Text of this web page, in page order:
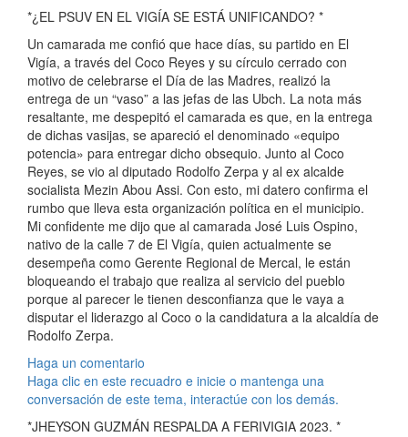
*¿EL PSUV EN EL VIGÍA SE ESTÁ UNIFICANDO? *
Un camarada me confió que hace días, su partido en El
Vigía, a través del Coco Reyes y su círculo cerrado con
motivo de celebrarse el Día de las Madres, realizó la
entrega de un “vaso” a las jefas de las Ubch. La nota más
resaltante, me despepitó el camarada es que, en la entrega
de dichas vasijas, se apareció el denominado «equipo
potencia» para entregar dicho obsequio. Junto al Coco
Reyes, se vio al diputado Rodolfo Zerpa y al ex alcalde
socialista Mezin Abou Assi. Con esto, mi datero confirma el
rumbo que lleva esta organización política en el municipio.
Mi confidente me dijo que al camarada José Luis Ospino,
nativo de la calle 7 de El Vigía, quien actualmente se
desempeña como Gerente Regional de Mercal, le están
bloqueando el trabajo que realiza al servicio del pueblo
porque al parecer le tienen desconfianza que le vaya a
disputar el liderazgo al Coco o la candidatura a la alcaldía de
Rodolfo Zerpa.
Haga un comentario
Haga clic en este recuadro e inicie o mantenga una
conversación de este tema, interactúe con los demás.
*JHEYSON GUZMÁN RESPALDA A FERIVIGIA 2023. *